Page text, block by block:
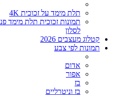
תלת מימד על זכוכית 4K
תמונות זכוכית תלת מימד
לסלון
קטלוג מעצבים 2026
תמונות לפי צבע
אדום
אפור
בז
בז וניטרליים